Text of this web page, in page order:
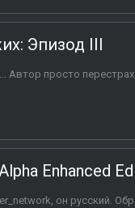
Эпизод III
Автор просто
Enhanced
он русский.